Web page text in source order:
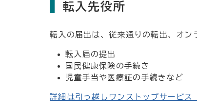
転入先役所
転入の届出は、従来通りの転出、オン
転入届の提出
国民健康保険の手続き
児童手当や医療証の手続きなど
詳細は引っ越しワンストップサービス